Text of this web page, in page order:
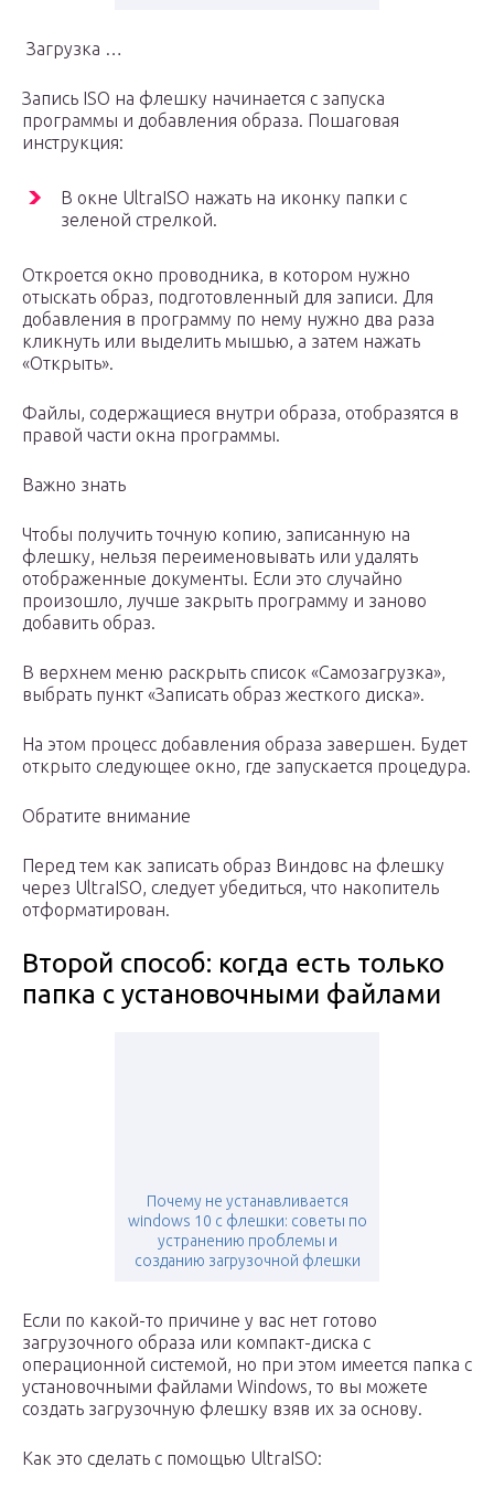
Загрузка …
Запись ISO на флешку начинается с запуска
программы и добавления образа. Пошаговая
инструкция:
В окне UltraISO нажать на иконку папки с
зеленой стрелкой.
Откроется окно проводника, в котором нужно
отыскать образ, подготовленный для записи. Для
добавления в программу по нему нужно два раза
кликнуть или выделить мышью, а затем нажать
«Открыть».
Файлы, содержащиеся внутри образа, отобразятся в
правой части окна программы.
Важно знать
Чтобы получить точную копию, записанную на
флешку, нельзя переименовывать или удалять
отображенные документы. Если это случайно
произошло, лучше закрыть программу и заново
добавить образ.
В верхнем меню раскрыть список «Самозагрузка»,
выбрать пункт «Записать образ жесткого диска».
На этом процесс добавления образа завершен. Будет
открыто следующее окно, где запускается процедура.
Обратите внимание
Перед тем как записать образ Виндовс на флешку
через UltraISO, следует убедиться, что накопитель
отформатирован.
Второй способ: когда есть только
папка с установочными файлами
Почему не устанавливается
windows 10 с флешки: советы по
устранению проблемы и
созданию загрузочной флешки
Если по какой-то причине у вас нет готово
загрузочного образа или компакт-диска с
операционной системой, но при этом имеется папка с
установочными файлами Windows, то вы можете
создать загрузочную флешку взяв их за основу.
Как это сделать с помощью UltraISO: